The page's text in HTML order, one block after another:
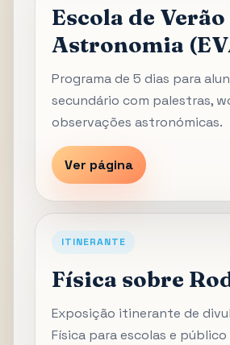
Escola de Verão
Astronomia
Programa de 5 dias para
secundário com palestras,
observações astronómicas.
Ver página
ITINERANTE
Física sobre
Exposição itinerante de
Física para escolas e público